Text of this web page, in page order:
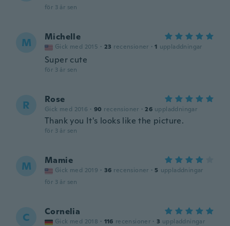
för 3 år sen
M Michelle
Gick med 2015 · 23 recensioner · 1 uppladdningar
Super cute
för 3 år sen
R Rose
Gick med 2016 · 90 recensioner · 26 uppladdningar
Thank you It's looks like the picture.
för 3 år sen
M Mamie
Gick med 2019 · 36 recensioner · 5 uppladdningar
för 3 år sen
C Cornelia
Gick med 2018 · 116 recensioner · 3 uppladdningar